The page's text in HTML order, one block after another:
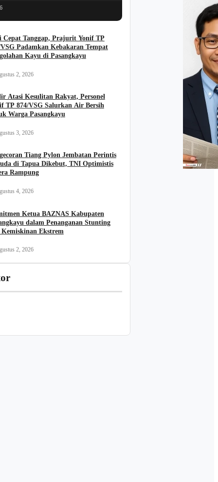
Cepat Tanggap, Prajurit Yonif TP
VSG Padamkan Kebakaran Tempat
Kayu di Pasangkayu
2, 2026
Atasi Kesulitan Rakyat, Personel
TP 874/VSG Salurkan Air Bersih
Warga Pasangkayu
3, 2026
Tiang Pylon Jembatan Perintis
di Tapua Dikebut, TNI Optimistis
Rampung
4, 2026
Ketua BAZNAS Kabupaten
dalam Penanganan Stunting
Kemiskinan Ekstrem
2, 2026